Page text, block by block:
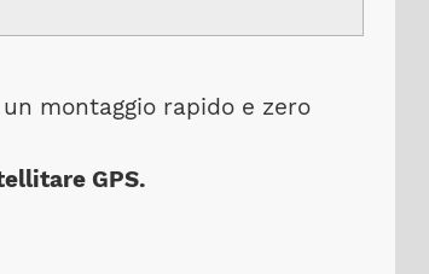
montaggio rapido e zero
GPS.